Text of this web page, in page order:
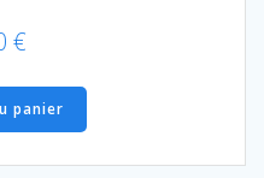
€
panier